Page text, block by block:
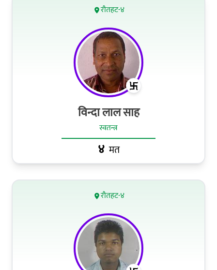
रौतहट-४
विन्दा लाल साह
स्वतन्त्र
४ मत
रौतहट-४